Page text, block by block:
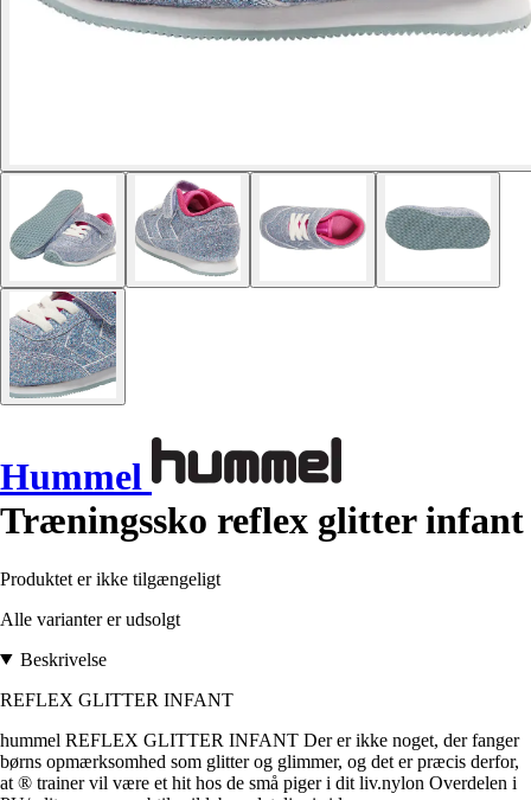
Hummel
Træningssko reflex glitter infant
Produktet er ikke tilgængeligt
Alle varianter er udsolgt
Beskrivelse
REFLEX GLITTER INFANT
hummel REFLEX GLITTER INFANT Der er ikke noget, der fanger
børns opmærksomhed som glitter og glimmer, og det er præcis derfor,
at ® trainer vil være et hit hos de små piger i dit liv.nylon Overdelen i